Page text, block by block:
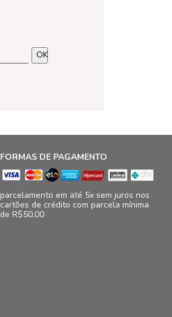
OK
FORMAS DE PAGAMENTO
parcelamento em até 5x sem juros nos
cartões de crédito com parcela mínima
de R$50,00